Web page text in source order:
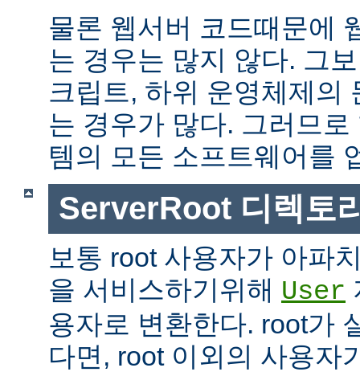
물론 웹서버 코드때문에
는 경우는 많지 않다. 그
크립트, 하위 운영체제의
는 경우가 많다. 그러므
템의 모든 소프트웨어를
ServerRoot 디렉토
보통 root 사용자가 아파
을 서비스하기위해 User
용자로 변환한다. root가
다면, root 이외의 사용자